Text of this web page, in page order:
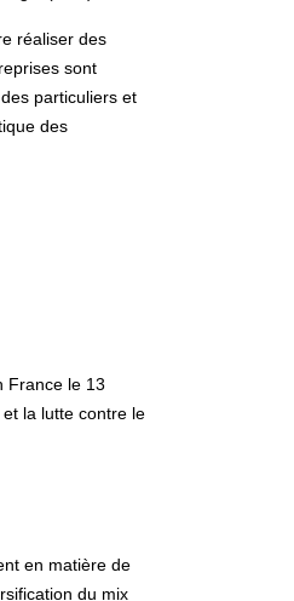
réaliser des
sont
particuliers et
des
France le 13
la lutte contre le
en matière de
du mix